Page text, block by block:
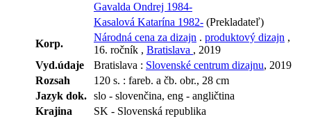
Gavalda Ondrej 1984-
Kasalová Katarína 1982- (Prekladateľ)
Korp.
Národná cena za dizajn . produktový dizajn ,
16. ročník , Bratislava , 2019
Vyd.údaje
Bratislava : Slovenské centrum dizajnu, 2019
Rozsah
120 s. : fareb. a čb. obr., 28 cm
Jazyk dok. slo - slovenčina, eng - angličtina
Krajina
SK - Slovenská republika